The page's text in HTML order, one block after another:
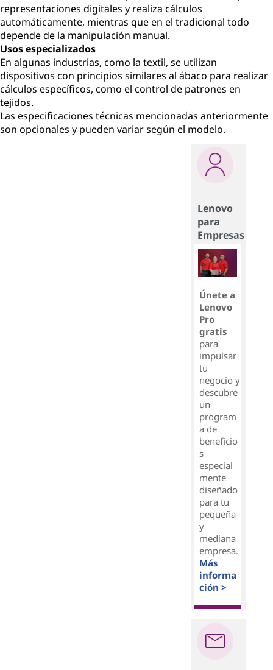
representaciones digitales y realiza cálculos
automáticamente, mientras que en el tradicional todo
depende de la manipulación manual.
Usos especializados
En algunas industrias, como la textil, se utilizan
dispositivos con principios similares al ábaco para realizar
cálculos específicos, como el control de patrones en
tejidos.
Las especificaciones técnicas mencionadas anteriormente
son opcionales y pueden variar según el modelo.
Lenovo
para
Empresas
Únete a
Lenovo
Pro
gratis
para
impulsar
tu
negocio y
descubre
un
program
a de
beneficio
s
especial
mente
diseñado
para tu
pequeña
y
mediana
empresa.
Más
informa
ción >